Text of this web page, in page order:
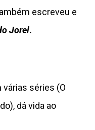
escreveu e
Jorel.
várias séries (O
dá vida ao